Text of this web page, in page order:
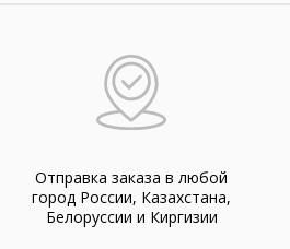
Отправка заказа в любой
город России, Казахстана,
Белоруссии и Киргизии